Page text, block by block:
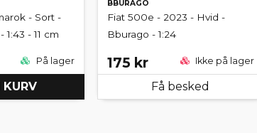
- Sort -
1:43 - 11 cm
På lager
BBURAGO
Fiat 500e - 2023 - Hvid -
Bburago - 1:24
175 kr Ikke på lager
Få besked